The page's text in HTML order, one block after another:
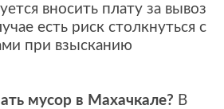
вносить плату за вывоз
есть риск столкнуться с
при взысканию
мусор в Махачкале? В